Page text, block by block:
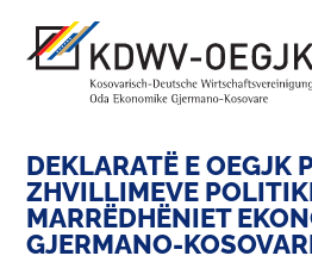
DEKLARATË E OEGJK
ZHVILLIMEVE
MARRËDHËNIET
GJERMANO-